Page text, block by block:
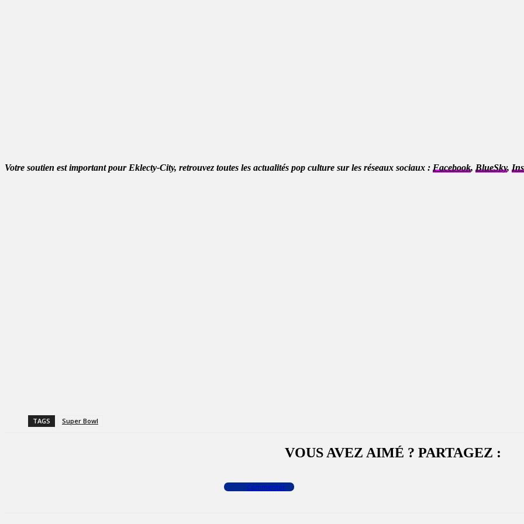
Votre soutien est important pour Eklecty-City, retrouvez toutes les actualités pop culture sur les réseaux sociaux : Facebook, BlueSky,
TAGS Super Bowl
VOUS AVEZ AIMÉ ? PARTAGEZ :
Commenter